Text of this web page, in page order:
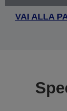
VAI ALLA